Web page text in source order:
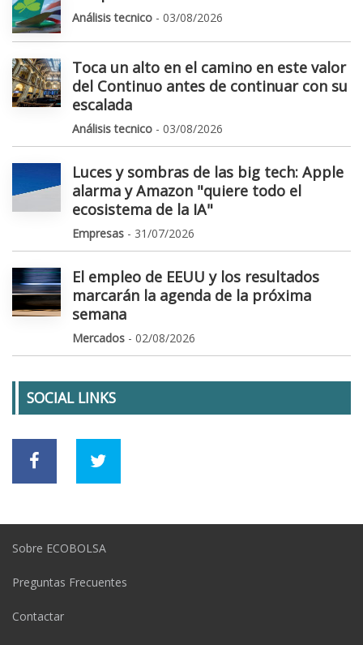
Análisis tecnico - 03/08/2026
Toca un alto en el camino en este valor
del Continuo antes de continuar con su
escalada
Análisis tecnico - 03/08/2026
Luces y sombras de las big tech: Apple
alarma y Amazon "quiere todo el
ecosistema de la IA"
Empresas - 31/07/2026
El empleo de EEUU y los resultados
marcarán la agenda de la próxima
semana
Mercados - 02/08/2026
SOCIAL LINKS
Sobre ECOBOLSA
Preguntas Frecuentes
Contactar